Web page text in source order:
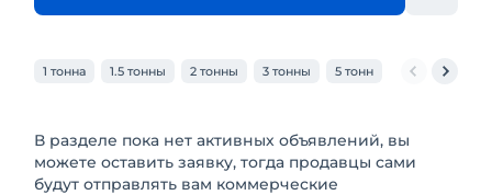
1 тонна 1.5 тонны 2 тонны 3 тонны 5 тонн 6 тонн
В разделе пока нет активных объявлений, вы
можете оставить заявку, тогда продавцы сами
будут отправлять вам коммерческие